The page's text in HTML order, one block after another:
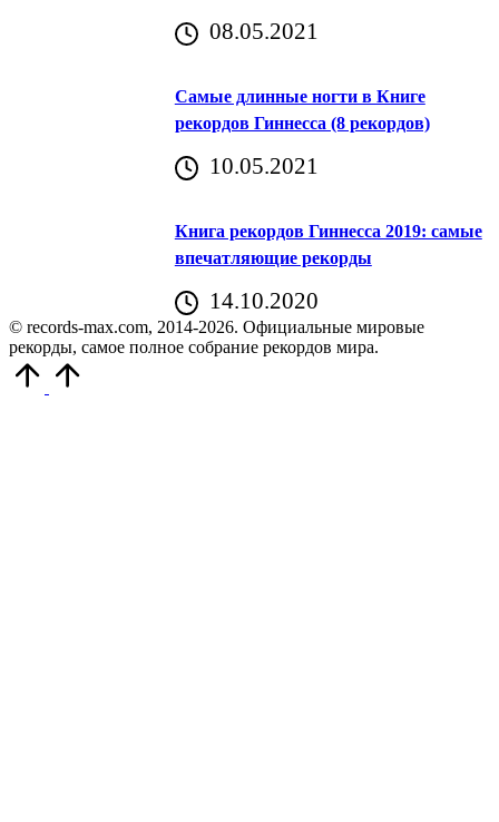
08.05.2021
Самые длинные ногти в Книге
рекордов Гиннесса (8 рекордов)
10.05.2021
Книга рекордов Гиннесса 2019: самые
впечатляющие рекорды
14.10.2020
© records-max.com, 2014-2026. Официальные мировые
рекорды, самое полное собрание рекордов мира.